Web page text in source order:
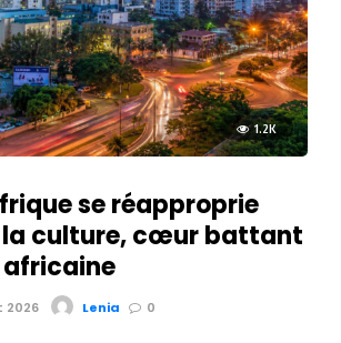
1.2K
se réapproprie
la culture, cœur battant
africaine
2026 Lenia 0